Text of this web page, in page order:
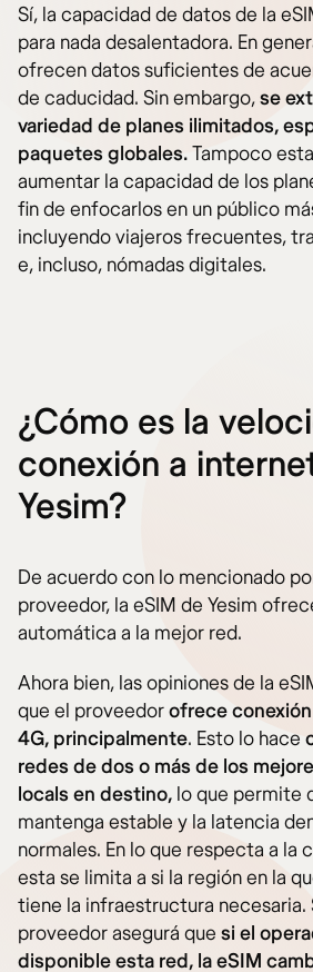
Sí, la capacidad de datos de la
para nada desalentadora. En
ofrecen datos suficientes de
de caducidad. Sin embargo,se
variedad de planes ilimitados,
paquetes globales.Tampoco
aumentar la capacidad de los
fin de enfocarlos en un público
incluyendo viajeros frecuentes,
e, incluso, nómadas digitales.
¿Cómo es la
conexión a
Yesim?
De acuerdo con lo mencionado
proveedor, la eSIM de Yesim
automática a la mejor red.
Ahora bien, las opiniones de la
que el proveedorofrece
4G, principalmente. Esto lo hace
redes de dos o más de los
locals en destino, lo que permite
mantenga estable y la latencia
normales. En lo que respecta a la
esta se limita a si la región en la
tiene la infraestructura necesaria.
proveedor asegurá que si el
disponible esta red, la eSIM